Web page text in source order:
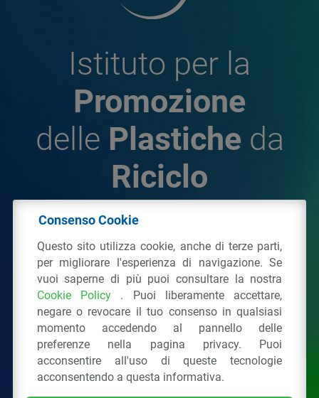
Istituto per la
Promozione
delle Plastiche da
Riciclo
Plastiche da Riciclo
C.F. 97381090154
Via San Vittore 36 20123Milano (MI)
Tel.: 02 43928225.
Tutti i diritti riservati Privacy Policy &Cookie
Consenso Cookie
Questo sito utilizza cookie, anche di terze parti,
per migliorare l'esperienza di navigazione. Se
vuoi saperne di più puoi consultare la nostra
Cookie Policy . Puoi liberamente accettare,
negare o revocare il tuo consenso in qualsiasi
momento accedendo al pannello delle
preferenze nella pagina privacy. Puoi
acconsentire all'uso di queste tecnologie
acconsentendo a questa informativa.